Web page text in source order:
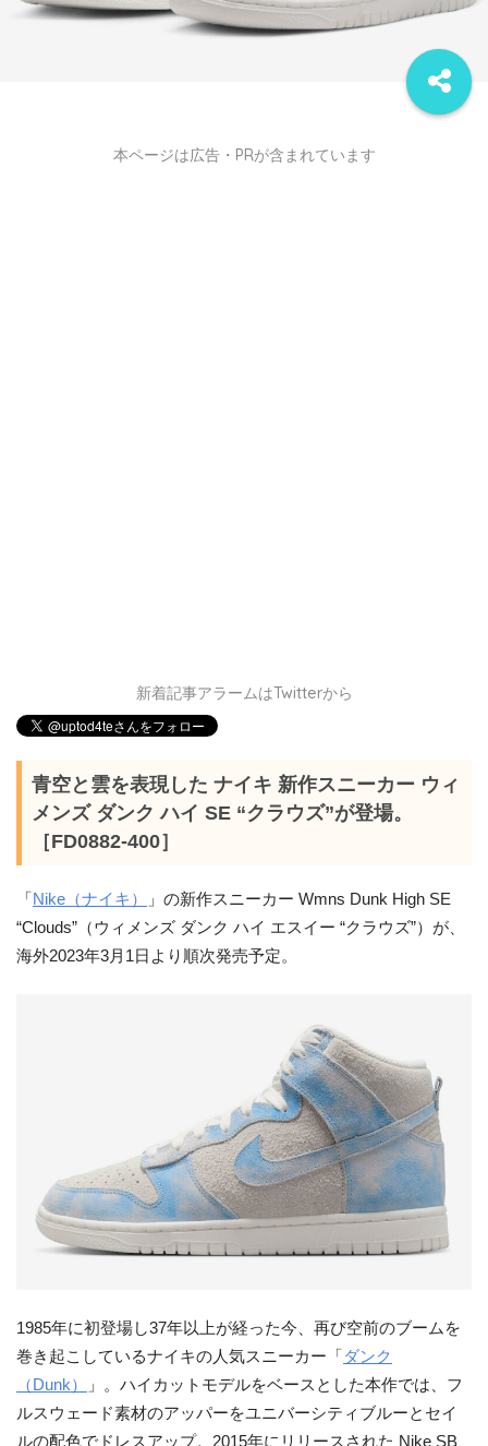
本ページは広告・PRが含まれています
新着記事アラームはTwitterから
青空と雲を表現した ナイキ 新作スニーカー ウィ
メンズ ダンク ハイ SE “クラウズ”が登場。
［FD0882-400］
「 Nike（ナイキ）
」の新作スニーカー Wmns Dunk High SE
“Clouds”（ウィメンズ ダンク ハイ エスイー “クラウズ”）が、
海外2023年3月1日より順次発売予定。
1985年に初登場し37年以上が経った今、再び空前のブームを
巻き起こしているナイキの人気スニーカー「 ダンク
（Dunk）
」。ハイカットモデルをベースとした本作では、フ
ルスウェード素材のアッパーをユニバーシティブルーとセイ
ルの配色でドレスアップ。2015年にリリースされた Nike SB